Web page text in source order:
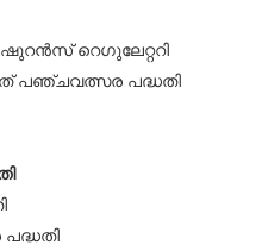
റെഗുലേറ്ററി
പഞ്ചവത്സര പദ്ധതി